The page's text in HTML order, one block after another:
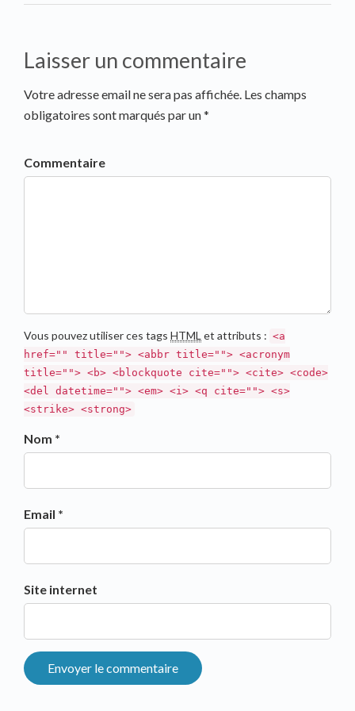
Laisser un commentaire
Votre adresse email ne sera pas affichée. Les champs
obligatoires sont marqués par un *
Commentaire
Vous pouvez utiliser ces tags HTML et attributs : <a
href="" title=""> <abbr title=""> <acronym
title=""> <b> <blockquote cite=""> <cite> <code>
<del datetime=""> <em> <i> <q cite=""> <s>
<strike> <strong>
Nom *
Email *
Site internet